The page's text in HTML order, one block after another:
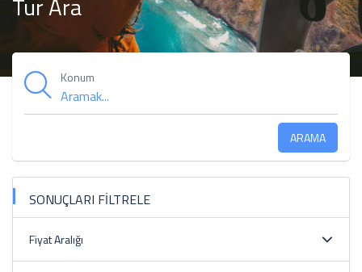
Konum
ARAMA
SONUÇLARI FİLTRELE
Fiyat Aralığı